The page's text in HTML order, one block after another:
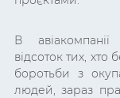
В авіакомпанії
відсоток тих,
боротьби з
людей, зараз